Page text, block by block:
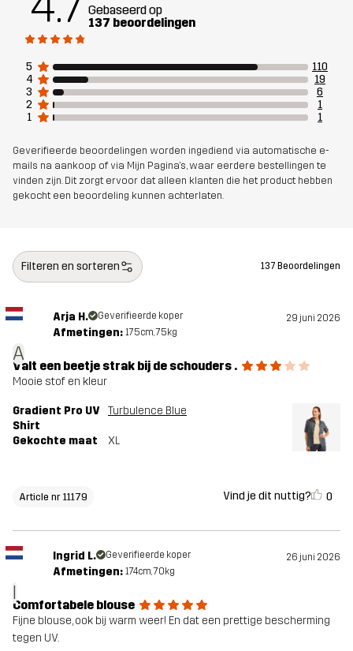
Materiál 1
88% Polyester (Gerecycled), 12%
Mesh
90% Polyester (Gerecycled), 5%
Polyester, 5% Elastaan
Duurzaamheid Bluesign® approved lees hier
Ontworpen
WANDELEN ALLROUND
Artikelnummer 11179_2702
Gebaseerd op
137 beoordelingen
5
110
4
19
3
6
2
1
1
1
Geverifieerde beoordelingen worden ingediend via automatische e-
mails na aankoop of via Mijn Pagina's, waar eerdere bestellingen te
vinden zijn. Dit zorgt ervoor dat alleen klanten die het product hebben
gekocht een beoordeling kunnen achterlaten.
Filteren en sorteren 137 Beoordelingen
A
Arja H. Geverifieerde koper 29 juni 2026
Afmetingen: 175cm, 75kg
Valt een beetje strak bij de schouders .
Mooie stof en kleur
Gradient Pro UV
Shirt
Turbulence Blue
Gekochte maat XL
Article nr 11179 Vind je dit nuttig? 0
I
Ingrid L. Geverifieerde koper 26 juni 2026
Afmetingen: 174cm, 70kg
Comfortabele blouse
Fijne blouse, ook bij warm weer! En dat een prettige bescherming
tegen UV.